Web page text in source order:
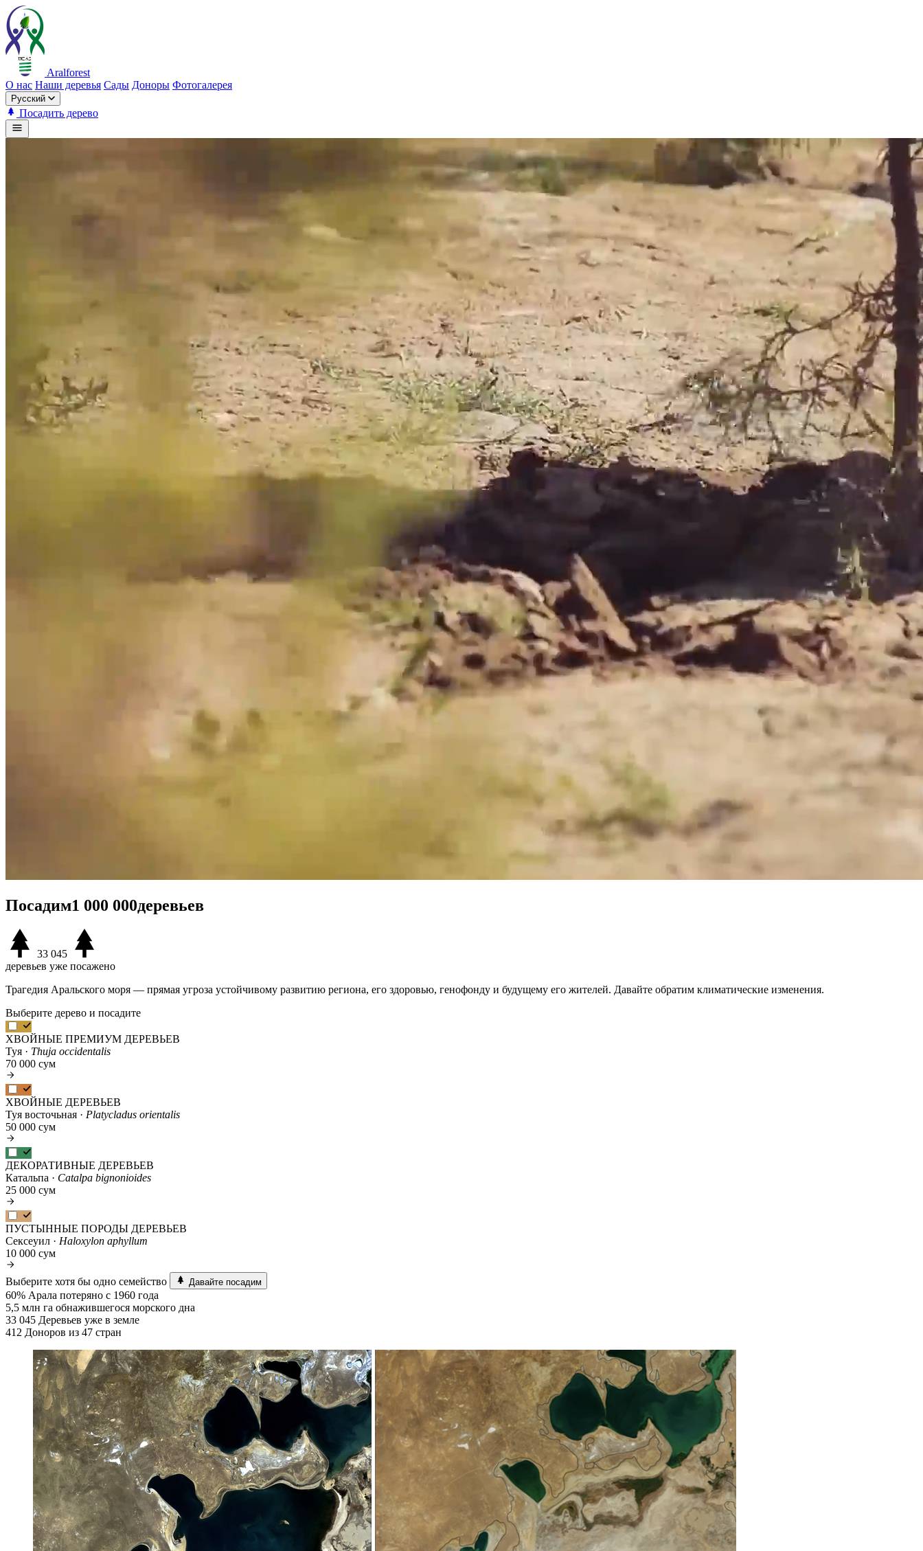
Aralforest
О нас Наши деревья Сады Доноры Фотогалерея
Русский
Посадить дерево
Посадим1 000 000деревьев
33 045
деревьев уже посажено
Трагедия Аральского моря — прямая угроза устойчивому развитию региона, его здоровью, генофонду и будущему его жителей. Давайте обратим климатические изменения.
Выберите дерево и посадите
ХВОЙНЫЕ ПРЕМИУМ ДЕРЕВЬЕВ
Туя · Thuja occidentalis
70 000 сум
ХВОЙНЫЕ ДЕРЕВЬЕВ
Туя восточьная · Platycladus orientalis
50 000 сум
ДЕКОРАТИВНЫЕ ДЕРЕВЬЕВ
Катальпа · Catalpa bignonioides
25 000 сум
ПУСТЫННЫЕ ПОРОДЫ ДЕРЕВЬЕВ
Сексеуил · Haloxylon aphyllum
10 000 сум
Выберите хотя бы одно семейство Давайте посадим
60% Арала потеряно с 1960 года
5,5 млн га обнажившегося морского дна
33 045 Деревьев уже в земле
412 Доноров из 47 стран